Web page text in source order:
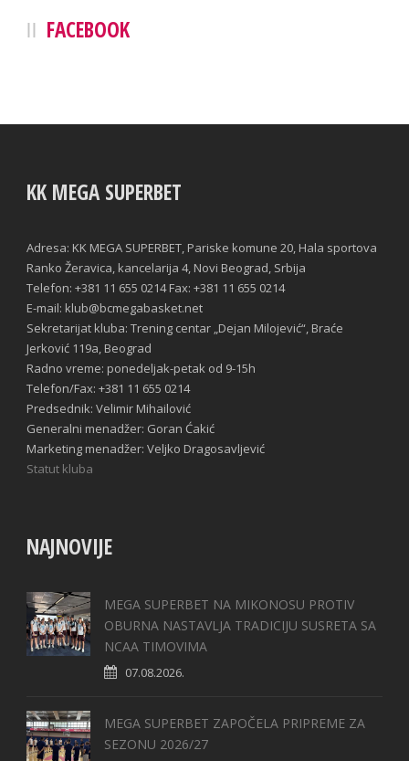
FACEBOOK
KK MEGA SUPERBET
Adresa: KK MEGA SUPERBET, Pariske komune 20, Hala sportova
Ranko Žeravica, kancelarija 4, Novi Beograd, Srbija
Telefon: +381 11 655 0214 Fax: +381 11 655 0214
E-mail: klub@bcmegabasket.net
Sekretarijat kluba: Trening centar „Dejan Milojević“, Braće
Jerković 119a, Beograd
Radno vreme: ponedeljak-petak od 9-15h
Telefon/Fax: +381 11 655 0214
Predsednik: Velimir Mihailović
Generalni menadžer: Goran Ćakić
Marketing menadžer: Veljko Dragosavljević
Statut kluba
NAJNOVIJE
MEGA SUPERBET NA MIKONOSU PROTIV
OBURNA NASTAVLJA TRADICIJU SUSRETA SA
NCAA TIMOVIMA
07.08.2026.
MEGA SUPERBET ZAPOČELA PRIPREME ZA
SEZONU 2026/27